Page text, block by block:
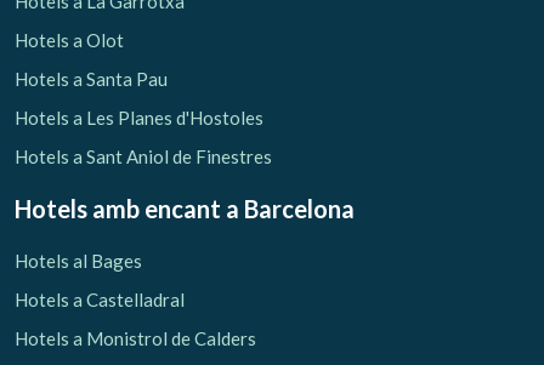
Hotels a Olot
Hotels a Santa Pau
Hotels a Les Planes d'Hostoles
Hotels a Sant Aniol de Finestres
Hotels amb encant a Barcelona
Hotels al Bages
Hotels a Castelladral
Hotels a Monistrol de Calders